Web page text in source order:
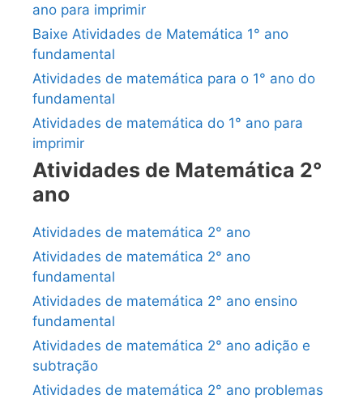
ano para imprimir
Baixe Atividades de Matemática 1° ano
fundamental
Atividades de matemática para o 1° ano do
fundamental
Atividades de matemática do 1° ano para
imprimir
Atividades de Matemática 2°
ano
Atividades de matemática 2° ano
Atividades de matemática 2° ano
fundamental
Atividades de matemática 2° ano ensino
fundamental
Atividades de matemática 2° ano adição e
subtração
Atividades de matemática 2° ano problemas